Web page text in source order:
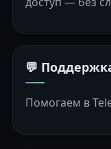
💬
Помогаем в